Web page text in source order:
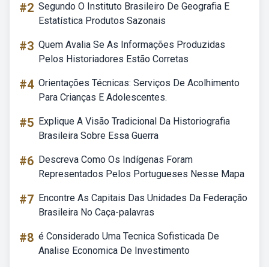
#2 Segundo O Instituto Brasileiro De Geografia E
Estatística Produtos Sazonais
#3 Quem Avalia Se As Informações Produzidas
Pelos Historiadores Estão Corretas
#4 Orientações Técnicas: Serviços De Acolhimento
Para Crianças E Adolescentes.
#5 Explique A Visão Tradicional Da Historiografia
Brasileira Sobre Essa Guerra
#6 Descreva Como Os Indígenas Foram
Representados Pelos Portugueses Nesse Mapa
#7 Encontre As Capitais Das Unidades Da Federação
Brasileira No Caça-palavras
#8 é Considerado Uma Tecnica Sofisticada De
Analise Economica De Investimento